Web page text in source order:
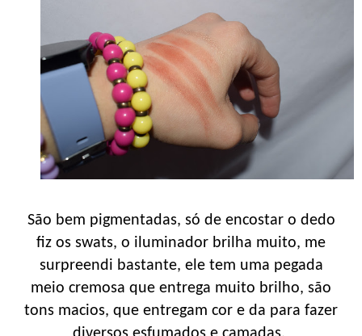
São bem pigmentadas, só de encostar o dedo
fiz os swats, o iluminador brilha muito, me
surpreendi bastante, ele tem uma pegada
meio cremosa que entrega muito brilho, são
tons macios, que entregam cor e da para fazer